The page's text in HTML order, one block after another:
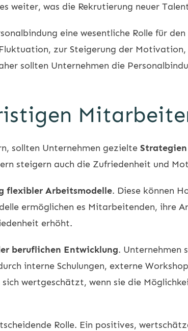
weiter, was die Rekrutierung neuer
eine wesentliche Rolle für
zur Steigerung der Motivation,
sollten Unternehmen die
sollten Unternehmen gezielte Strategien
steigern auch die Zufriedenheit und
flexibler Arbeitsmodelle. Diese können
ermöglichen es Mitarbeitenden, ihre
erhöht.
beruflichen Entwicklung. Unternehmen
interne Schulungen, externe
wertgeschätzt, wenn sie die
Rolle. Ein positives,